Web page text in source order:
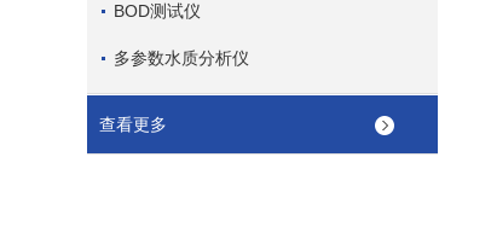
BOD测试仪
多参数水质分析仪
查看更多